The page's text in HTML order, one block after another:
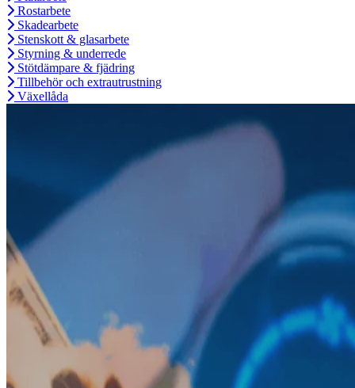
Rostarbete
Skadearbete
Stenskott & glasarbete
Styrning & underrede
Stötdämpare & fjädring
Tillbehör och extrautrustning
Växellåda